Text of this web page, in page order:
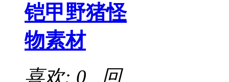
铠甲野猪怪
物素材
喜欢: 0 回